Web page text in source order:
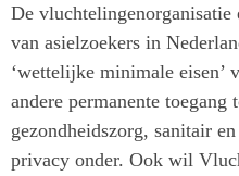
De
van asielzoekers in
‘wettelijke minimale eisen’
andere permanente
gezondheidszorg, sanitair
privacy onder. Ook wil